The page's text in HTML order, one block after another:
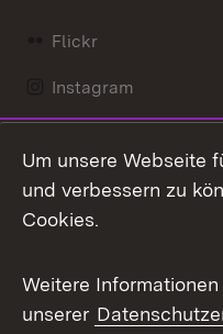
Flickr
Instagram
Mastodon
Messenger
Social Wall
X / Twitter
Um unsere Webseite
und verbessern zu
Cookies.
Weitere
unserer